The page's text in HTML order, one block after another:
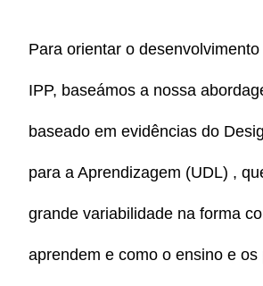
Para orientar o
IPP, baseámos a nossa
baseado em evidências do
para a Aprendizagem (UDL) ,
grande variabilidade na forma
aprendem e como o ensino e os